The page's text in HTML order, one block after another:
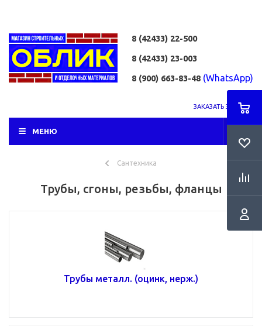
8 (42433) 22-500
8 (42433) 23-003
8 (900) 663-83-48 (WhatsApp)
ЗАКАЗАТЬ ЗВОНОК
МЕНЮ
Сантехника
Трубы, сгоны, резьбы, фланцы
Трубы металл. (оцинк, нерж.)